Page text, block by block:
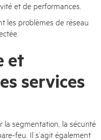
et de performances.
les problèmes de réseau
et
services
segmentation, la sécurité
feu. Il s’agit également